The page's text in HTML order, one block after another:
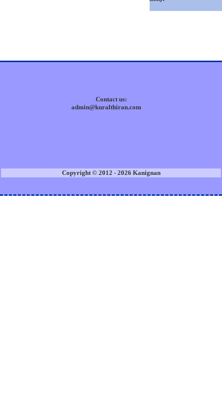
Contact us:
admin@kuralthiran.com
Copyright © 2012 - 2026 Kanignan